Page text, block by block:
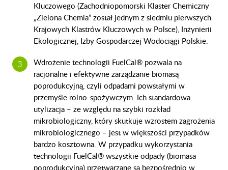
Kluczowego (Zachodniopomorski Klaster Chemiczny
„Zielona Chemia” został jednym z siedmiu pierwszych
Krajowych Klastrów Kluczowych w Polsce), Inżynierii
Ekologicznej, Izby Gospodarczej Wodociągi Polskie.
Wdrożenie technologii FuelCal® pozwala na
racjonalne i efektywne zarządzanie biomasą
poprodukcyjną, czyli odpadami powstałymi w
przemyśle rolno-spożywczym. Ich standardowa
utylizacja – ze względu na szybki rozkład
mikrobiologiczny, który skutkuje wzrostem zagrożenia
mikrobiologicznego – jest w większości przypadków
bardzo kosztowna. W przypadku wykorzystania
technologii FuelCal® wszystkie odpady (biomasa
poprodukcyjna) przetwarzane są bezpośrednio w